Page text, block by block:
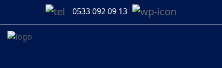
0533 092 09 13